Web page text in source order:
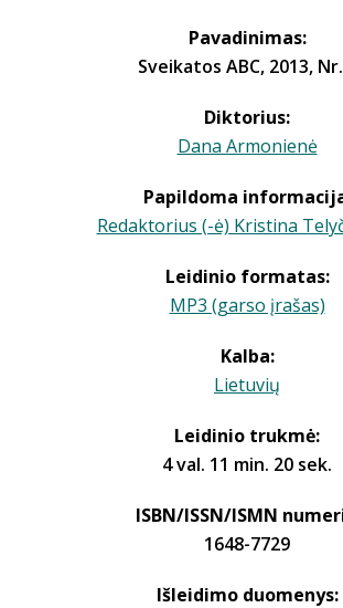
Pavadinimas:
Sveikatos ABC, 2013,
Diktorius:
Dana Armonienė
Papildoma
Redaktorius (-ė) Kristina
Leidinio formatas:
MP3 (garso įrašas)
Kalba:
Lietuvių
Leidinio trukmė:
4 val. 11 min. 20 sek.
ISBN/ISSN/ISMN
1648-7729
Išleidimo duomenys: